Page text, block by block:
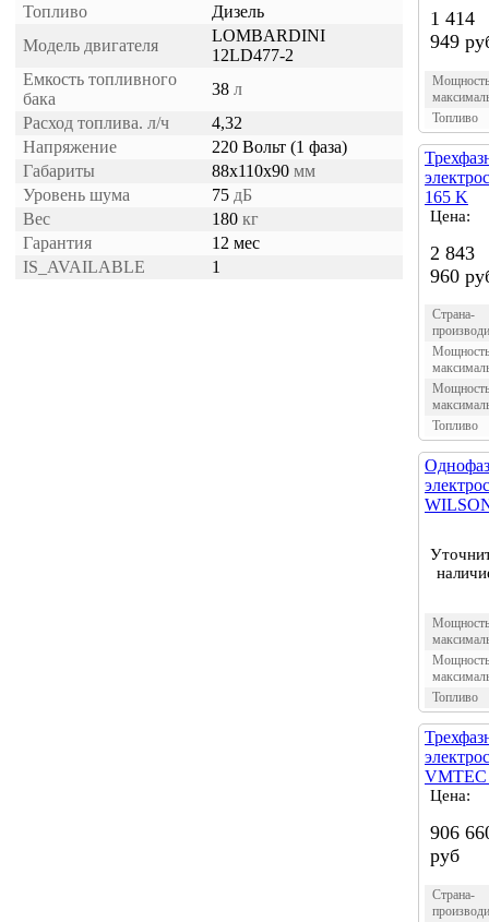
Топливо
Дизель
Модель двигателя
LOMBARDINI
12LD477-2
Емкость топливного
бака
38 л
Расход топлива. л/ч
4,32
Напряжение
220 Вольт (1 фаза)
Габариты
88x110x90 мм
Уровень шума
75 дБ
Вес
180 кг
Гарантия
12 мес
IS_AVAILABLE
1
1 414
949
Мощность
Топливо
165 K
Цена:
2 843
960
Страна-
Мощность
Мощность
Топливо
Мощность
Мощность
Топливо
VMTEC
Цена:
906
руб
Страна-